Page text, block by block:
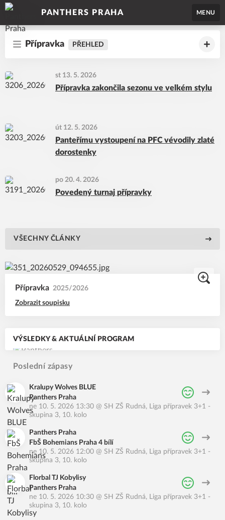
PANTHERS PRAHA MENU
Přípravka PŘEHLED
st 13. 5. 2026
Přípravka zakončila sezonu ve velkém stylu
út 12. 5. 2026
Panteřímu vystoupení na PFC vévodily zlaté
dorostenky
po 20. 4. 2026
Povedený turnaj přípravky
VŠECHNY ČLÁNKY
Přípravka 2025/2026
Zobrazit soupisku
VÝSLEDKY & AKTUÁLNÍ PROGRAM
Poslední zápasy
Kralupy Wolves BLUE
Panthers Praha
ne 10. 5. 2026 13:30 @ SH ZŠ Rudná, Liga přípravek 3+1 -
skupina 3, 10. kolo
Panthers Praha
FbŠ Bohemians Praha 4 bílí
ne 10. 5. 2026 12:00 @ SH ZŠ Rudná, Liga přípravek 3+1 -
skupina 3, 10. kolo
Florbal TJ Kobylisy
Panthers Praha
ne 10. 5. 2026 10:30 @ SH ZŠ Rudná, Liga přípravek 3+1 -
skupina 3, 10. kolo